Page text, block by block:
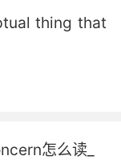
thing that
怎么读_